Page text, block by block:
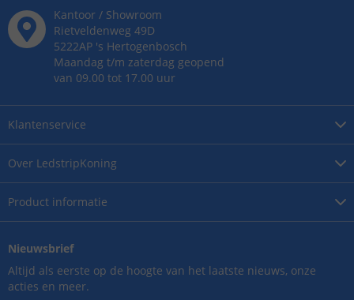
Over LedstripKoning
Product informatie
Klantenservice
Kantoor / Showroom
Rietveldenweg 49D
5222AP 's Hertogenbosch
Maandag t/m zaterdag geopend
van 09.00 tot 17.00 uur
Nieuwsbrief
Altijd als eerste op de hoogte van het laatste nieuws, onze
acties en meer.